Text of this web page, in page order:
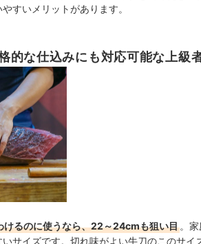
すいメリットがあります。
な仕込みにも対応可能な上級
けるのに使うなら、22～24cmも狙い目 。
サイズです。切れ味がよい牛刀のこのサイ